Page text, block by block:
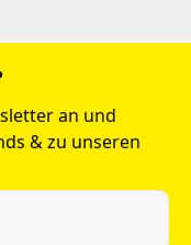
an und
& zu unseren